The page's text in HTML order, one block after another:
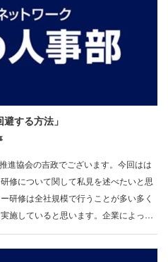
する方法」
進協会の吉政でございます。今回はは
修について関して私見を述べたいと思
研修は全社規模で行うことが多い多く
施していると思います。企業によっ…